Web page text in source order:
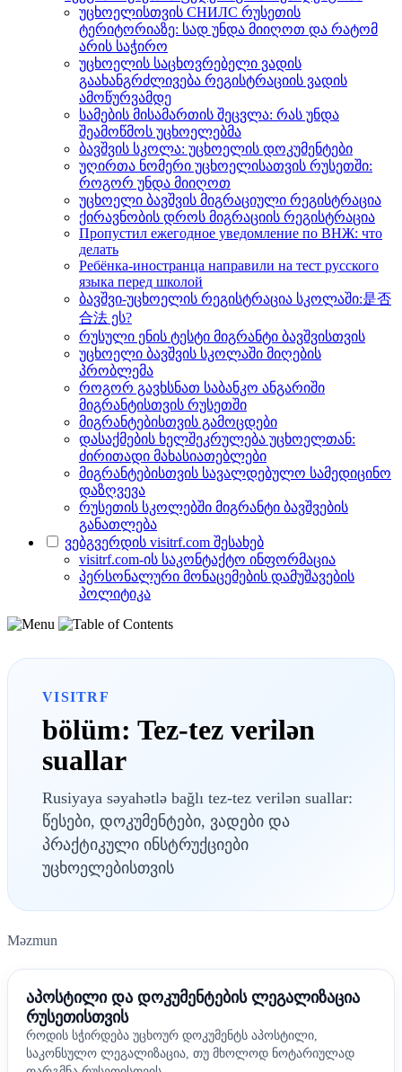
უცხოელისთვის СНИЛС რუსეთის
ტერიტორიაზე: სად უნდა მიიღოთ და რატომ
არის საჭირო
უცხოელის საცხოვრებელი ვადის
გაახანგრძლივება რეგისტრაციის ვადის
ამოწურვამდე
სამების მისამართის შეცვლა: რას უნდა
შეამოწმოს უცხოელებმა
ბავშვის სკოლა: უცხოელის დოკუმენტები
უღირთა ნომერი უცხოელისათვის რუსეთში:
როგორ უნდა მიიღოთ
უცხოელი ბავშვის მიგრაციული რეგისტრაცია
ქირავნობის დროს მიგრაციის რეგისტრაცია
Пропустил ежегодное уведомление по ВНЖ: что
делать
Ребёнка-иностранца направили на тест русского
языка перед школой
ბავშვი-უცხოელის რეგისტრაცია სკოლაში:是否
合法 ეს?
რუსული ენის ტესტი მიგრანტი ბავშვისთვის
უცხოელი ბავშვის სკოლაში მიღების
პრობლემა
როგორ გავხსნათ საბანკო ანგარიში
მიგრანტისთვის რუსეთში
მიგრანტებისთვის გამოცდები
დასაქმების ხელშეკრულება უცხოელთან:
ძირითადი მახასიათებლები
მიგრანტებისთვის სავალდებულო სამედიცინო
დაზღვევა
რუსეთის სკოლებში მიგრანტი ბავშვების
განათლება
ვებგვერდის visitrf.com შესახებ
visitrf.com-ის საკონტაქტო ინფორმაცია
პერსონალური მონაცემების დამუშავების
პოლიტიკა
VISITRF
bölüm: Tez-tez verilən
suallar
Rusiyaya səyahətlə bağlı tez-tez verilən suallar:
წესები, დოკუმენტები, ვადები და
პრაქტიკული ინსტრუქციები
უცხოელებისთვის
Məzmun
აპოსტილი და დოკუმენტების ლეგალიზაცია
რუსეთისთვის
როდის სჭირდება უცხოურ დოკუმენტს აპოსტილი,
საკონსულო ლეგალიზაცია, თუ მხოლოდ ნოტარიულად